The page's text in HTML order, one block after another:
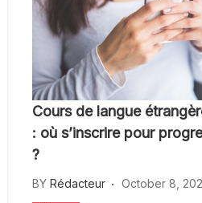
Cours de langue
: où s’inscrire pour
?
BY Rédacteur October 8,